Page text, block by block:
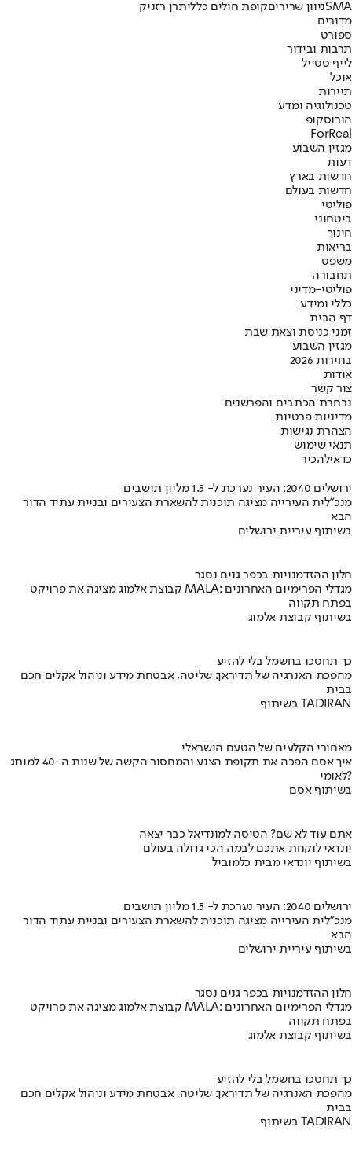
SMAניוון שריריםקופת חולים כלליתרן רזניק
מדורים
ספורט
תרבות ובידור
לייף סטייל
אוכל
תיירות
טכנולוגיה ומדע
הורוסקופ
ForReal
מגזין השבוע
דעות
חדשות בארץ
חדשות בעולם
פוליטי
ביטחוני
חינוך
בריאות
משפט
תחבורה
פוליטי-מדיני
כללי ומידע
דף הבית
זמני כניסת וצאת שבת
מגזין השבוע
בחירות 2026
אודות
צור קשר
נבחרת הכתבים והפרשנים
מדיניות פרטיות
הצהרת נגישות
תנאי שימוש
כדאילהכיר
ירושלים 2040: העיר נערכת ל- 1.5 מליון תושבים
מנכ"לית העירייה מציגה תוכנית להשארת הצעירים ובניית עתיד הדור
הבא
בשיתוף עיריית ירושלים
חלון ההזדמנויות בכפר גנים נסגר
קבוצת אלמוג מציגה את פרויקט MALA: מגדלי הפרימיום האחרונים
בפתח תקווה
בשיתוף קבוצת אלמוג
כך תחסכו בחשמל בלי להזיע
מהפכת האנרגיה של תדיראן: שליטה, אבטחת מידע וניהול אקלים חכם
בבית
בשיתוף TADIRAN
מאחורי הקלעים של הטעם הישראלי
איך אסם הפכה את תקופת הצנע והמחסור הקשה של שנות ה-40 למותג
לאומי?
בשיתוף אסם
אתם עוד לא שם? הטיסה למונדיאל כבר יצאה
יונדאי לוקחת אתכם לבמה הכי גדולה בעולם
בשיתוף יונדאי מבית כלמוביל
ירושלים 2040: העיר נערכת ל- 1.5 מליון תושבים
מנכ"לית העירייה מציגה תוכנית להשארת הצעירים ובניית עתיד הדור
הבא
בשיתוף עיריית ירושלים
חלון ההזדמנויות בכפר גנים נסגר
קבוצת אלמוג מציגה את פרויקט MALA: מגדלי הפרימיום האחרונים
בפתח תקווה
בשיתוף קבוצת אלמוג
כך תחסכו בחשמל בלי להזיע
מהפכת האנרגיה של תדיראן: שליטה, אבטחת מידע וניהול אקלים חכם
בבית
בשיתוף TADIRAN